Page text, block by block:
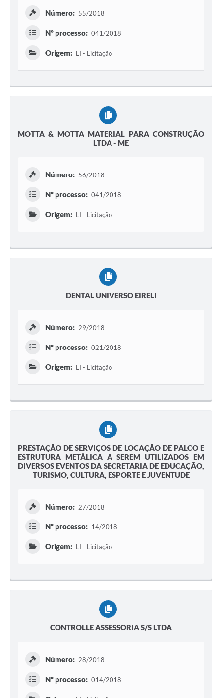
Número: 55/2018
Nº processo: 041/2018
Origem: LI - Licitação
MOTTA & MOTTA MATERIAL PARA CONSTRUÇÃO
LTDA - ME
Número: 56/2018
Nº processo: 041/2018
Origem: LI - Licitação
DENTAL UNIVERSO EIRELI
Número: 29/2018
Nº processo: 021/2018
Origem: LI - Licitação
PRESTAÇÃO DE SERVIÇOS DE LOCAÇÃO DE PALCO E
ESTRUTURA METÁLICA A SEREM UTILIZADOS EM
DIVERSOS EVENTOS DA SECRETARIA DE EDUCAÇÃO,
TURISMO, CULTURA, ESPORTE E JUVENTUDE
Número: 27/2018
Nº processo: 14/2018
Origem: LI - Licitação
CONTROLLE ASSESSORIA S/S LTDA
Número: 28/2018
Nº processo: 014/2018